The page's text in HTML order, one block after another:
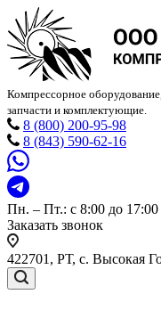
Компрессорное
запчасти и комплектующие.
8 (800) 200-95-98
8 (843) 590-62-16
Пн. – Пт.: с 8:00 до 17:00
Заказать звонок
422701, РТ, с. Высокая